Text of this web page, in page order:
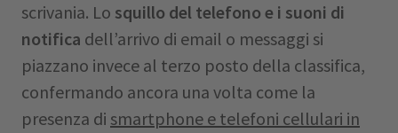
scrivania. Lo squillo del telefono e i suoni di
notifica dell’arrivo di email o messaggi si
piazzano invece al terzo posto della classifica,
confermando ancora una volta come la
presenza di smartphone e telefoni cellulari in